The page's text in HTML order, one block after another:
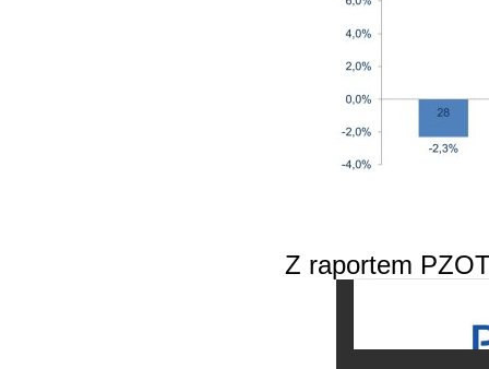
Z raportem